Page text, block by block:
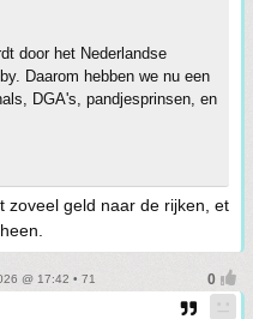
door het Nederlandse
Daarom hebben we nu een
DGA's, pandjesprinsen, en
zoveel geld naar de rijken, et
@ 17:42 • 71